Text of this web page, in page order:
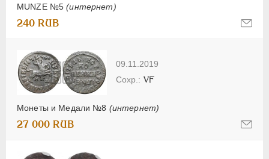
MUNZE №5(интернет)
240 RUB
09.11.2019
Монеты и Медали №8 (интернет)
VF
27 000 RUB